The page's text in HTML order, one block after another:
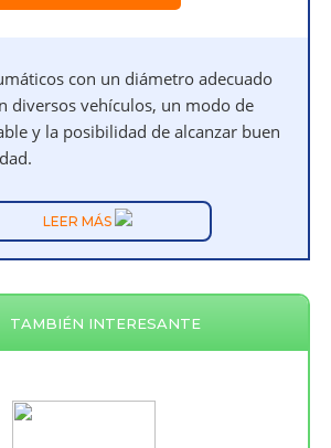
con un diámetro adecuado
diversos vehículos, un modo de
y la posibilidad de alcanzar buen
LEER MÁS
TAMBIÉN INTERESANTE